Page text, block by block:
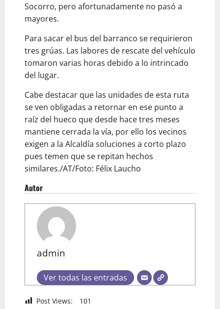
Socorro, pero afortunadamente no pasó a
mayores.
Para sacar el bus del barranco se requirieron
tres grúas. Las labores de rescate del vehículo
tomaron varias horas debido a lo intrincado
del lugar.
Cabe destacar que las unidades de esta ruta
se ven obligadas a retornar en ese punto a
raíz del hueco que desde hace tres meses
mantiene cerrada la vía, por ello los vecinos
exigen a la Alcaldía soluciones a corto plazo
pues temen que se repitan hechos
similares./AT/Foto: Félix Laucho
Autor
admin
Ver todas las entradas
Post Views: 101